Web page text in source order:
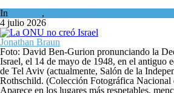
In ,
4 julio 2026
Jonathan Braun
Foto: David Ben-Gurion pronunciando la
Israel, el 14 de mayo de 1948, en el antiguo
de Tel Aviv (actualmente, Salón de la
Rothschild. (Colección Fotográfica Nacional
Aparece en los lugares más respetables,